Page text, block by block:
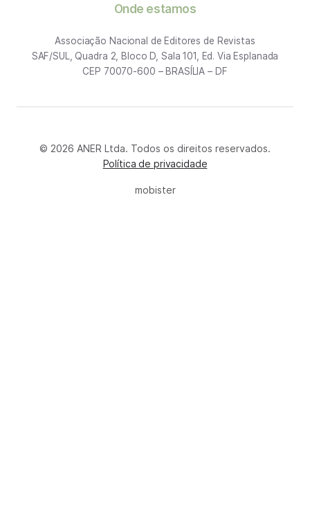
Onde estamos
Associação Nacional de Editores de Revistas
SAF/SUL, Quadra 2, Bloco D, Sala 101, Ed. Via Esplanada
CEP 70070-600 – BRASÍLIA – DF
© 2026 ANER Ltda. Todos os direitos reservados.
Política de privacidade
mobister